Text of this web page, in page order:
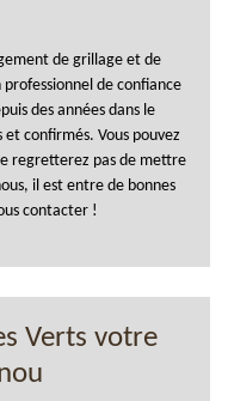
de grillage et de
de confiance
des années dans le
confirmés. Vous pouvez
regretterez pas de mettre
il est entre de bonnes
contacter !
Verts votre